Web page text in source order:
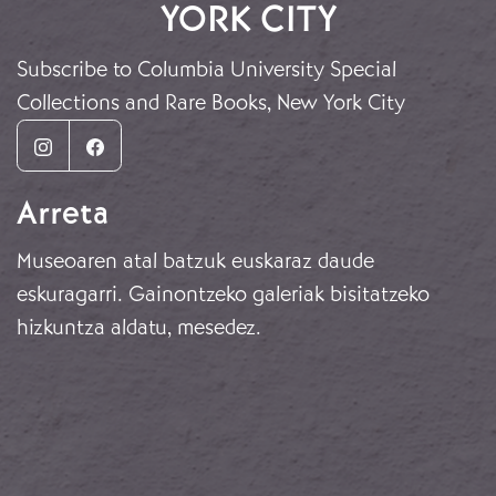
YORK CITY
Subscribe to Columbia University Special
Collections and Rare Books, New York City
InstagramFacebook
Arreta
Museoaren atal batzuk euskaraz daude
eskuragarri. Gainontzeko galeriak bisitatzeko
hizkuntza aldatu, mesedez.